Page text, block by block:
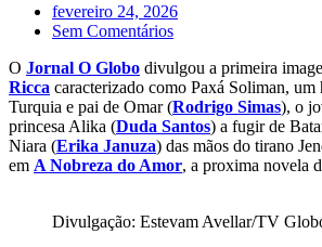
fevereiro 24, 2026
Sem Comentários
O Jornal O Globo divulgou a primeira
Ricca caracterizado como Paxá Soliman, um
Turquia e pai de Omar (Rodrigo Simas), o
princesa Alika (Duda Santos) a fugir de
Niara (Erika Januza) das mãos do tirano
em A Nobreza do Amor, a proxima novela
Divulgação: Estevam Avellar/TV